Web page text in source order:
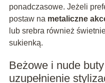
ponadczasowe. Jeżeli
postaw na metaliczne
lub srebra również
sukienką.
Beżowe i nude
uzupełnienie